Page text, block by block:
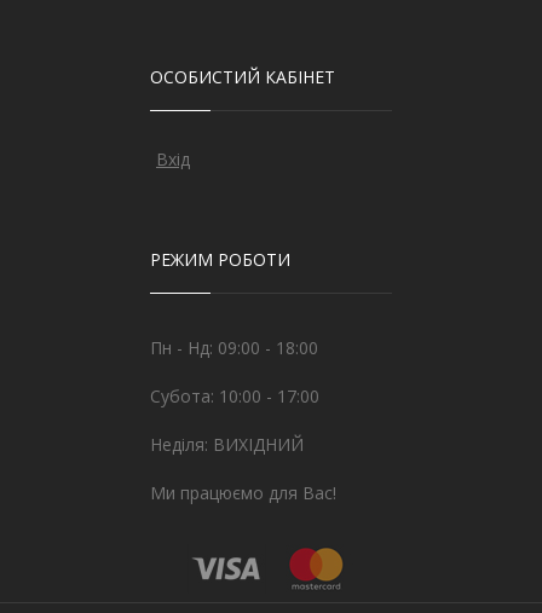
ОСОБИСТИЙ КАБІНЕТ
Вхід
РЕЖИМ РОБОТИ
Пн - Нд: 09:00 - 18:00
Субота: 10:00 - 17:00
Неділя: ВИХІДНИЙ
Ми працюємо для Вас!